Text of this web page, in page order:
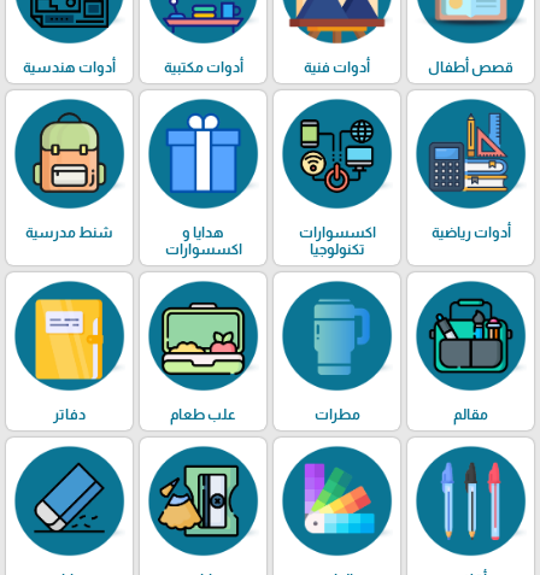
قصص أطفال أدوات فنية أدوات مكتبية أدوات هندسية
أدوات رياضية
اكسسوارات
تكنولوجيا
هدايا و
اكسسوارات
شنط مدرسية
مقالم مطرات علب طعام دفاتر